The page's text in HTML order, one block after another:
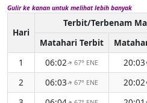
Gulir ke kanan untuk melihat lebih banyak
Hari
Terbit/Terbenam
Matahari Terbit
1
06:02↑67° ENE 20:03
2
06:03↑67° ENE 20:02